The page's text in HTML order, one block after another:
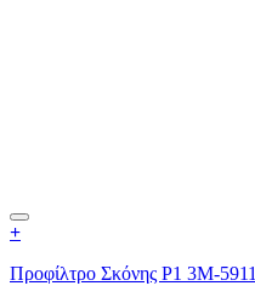
+
Προφίλτρο Σκόνης P1 3M-5911